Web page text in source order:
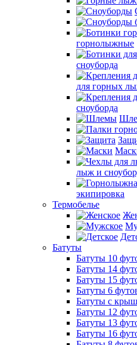
горнолыжные
сноуборда
для горных
сноуборда
лыж и
экипировка
Термобелье
Батуты
Батуты 10
Батуты 14
Батуты 15
Батуты 6
Батуты с
Батуты 12
Батуты 13
Батуты 16